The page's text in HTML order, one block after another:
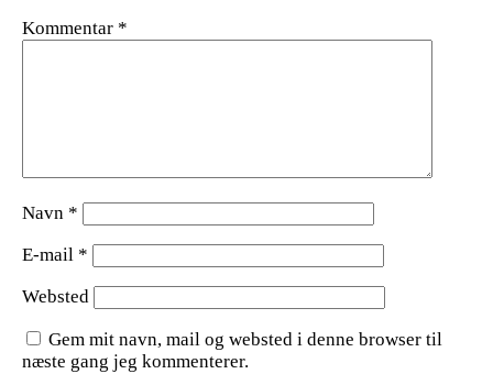
Kommentar *
Navn *
E-mail *
Websted
Gem mit navn, mail og websted i denne browser til
næste gang jeg kommenterer.